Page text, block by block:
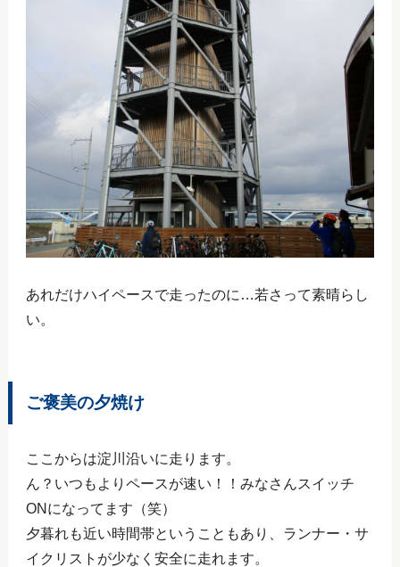
あれだけハイペースで走ったのに…若さって素晴らし
い。
ご褒美の夕焼け
ここからは淀川沿いに走ります。
ん？いつもよりペースが速い！！みなさんスイッチ
ONになってます（笑）
夕暮れも近い時間帯ということもあり、ランナー・サ
イクリストが少なく安全に走れます。